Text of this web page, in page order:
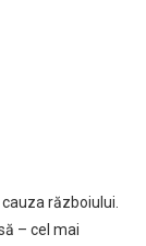
războiului.
– cel mai